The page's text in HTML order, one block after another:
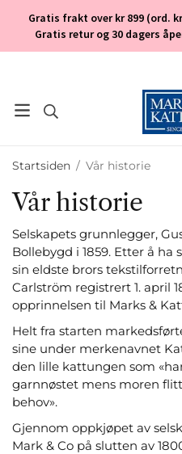
Gratis frakt over kr 899 (ord.
Gratis retur og 30 dagers
Startsiden / Vår historie
Vår historie
Selskapets grunnlegger,
Bollebygd i 1859. Etter å
sin eldste brors
Carlström registrert 1. april
opprinnelsen til Marks &
Helt fra starten
sine under merkenavnet
den lille kattungen som
garnnøstet mens moren
behov».
Gjennom oppkjøpet av
Mark & ​​​​Co på slutten av